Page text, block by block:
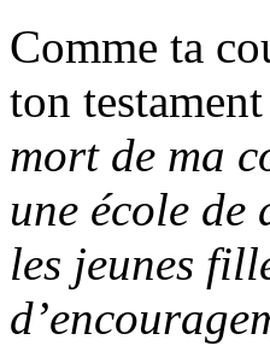
Comme ta
ton
mort de ma
une école
les jeunes